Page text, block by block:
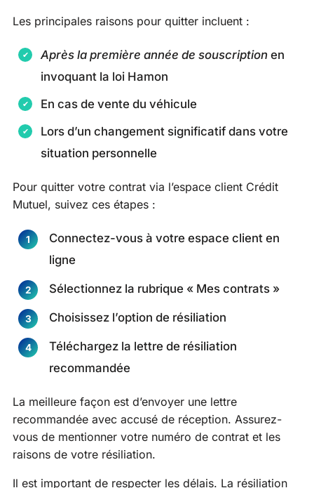
Les principales raisons pour quitter incluent :
Après la première année de souscription en
invoquant la loi Hamon
En cas de vente du véhicule
Lors d’un changement significatif dans votre
situation personnelle
Pour quitter votre contrat via l’espace client Crédit
Mutuel, suivez ces étapes :
Connectez-vous à votre espace client en
ligne
Sélectionnez la rubrique « Mes contrats »
Choisissez l’option de résiliation
Téléchargez la lettre de résiliation
recommandée
La meilleure façon est d’envoyer une lettre
recommandée avec accusé de réception. Assurez-
vous de mentionner votre numéro de contrat et les
raisons de votre résiliation.
Il est important de respecter les délais. La résiliation